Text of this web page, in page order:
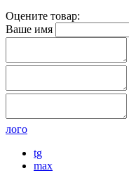
Оцените товар:
Ваше имя
лого
tg
max